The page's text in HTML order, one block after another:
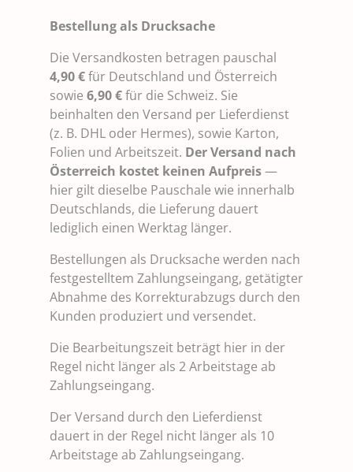
Bestellung als Drucksache
Die Versandkosten betragen pauschal
4,90 €für Deutschland und Österreich
sowie 6,90 €für die Schweiz. Sie
beinhalten den Versand per Lieferdienst
(z. B. DHL oder Hermes), sowie Karton,
Folien und Arbeitszeit. Der Versand nach
Österreich kostet keinen Aufpreis—
hier gilt dieselbe Pauschale wie innerhalb
Deutschlands, die Lieferung dauert
lediglich einen Werktag länger.
Bestellungen als Drucksache werden nach
festgestelltem Zahlungseingang, getätigter
Abnahme des Korrekturabzugs durch den
Kunden produziert und versendet.
Die Bearbeitungszeit beträgt hier in der
Regel nicht länger als 2 Arbeitstage ab
Zahlungseingang.
Der Versand durch den Lieferdienst
dauert in der Regel nicht länger als 10
Arbeitstage ab Zahlungseingang.